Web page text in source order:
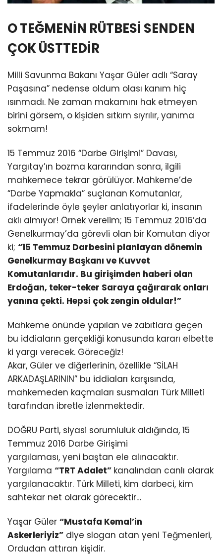
O TEĞMENİN RÜTBESİ SENDEN
ÇOK ÜSTTEDİR
Milli Savunma Bakanı Yaşar Güler adlı “Saray
Paşasına” nedense oldum olası kanım hiç
ısınmadı. Ne zaman makamını hak etmeyen
birini görsem, o kişiden sıtkım sıyrılır, yanıma
sokmam!
15 Temmuz 2016 “Darbe Girişimi” Davası,
Yargıtay’ın bozma kararından sonra, ilgili
mahkemece tekrar görülüyor. Mahkeme’de
“Darbe Yapmakla” suçlanan Komutanlar,
ifadelerinde öyle şeyler anlatıyorlar ki, insanın
aklı almıyor! Örnek verelim; 15 Temmuz 2016’da
Genelkurmay’da görevli olan bir Komutan diyor
ki; “15 Temmuz Darbesini planlayan dönemin
Genelkurmay Başkanı ve Kuvvet
Komutanlarıdır. Bu girişimden haberi olan
Erdoğan, teker-teker Saraya çağırarak onları
yanına çekti. Hepsi çok zengin oldular!”
Mahkeme önünde yapılan ve zabıtlara geçen
bu iddiaların gerçekliği konusunda kararı elbette
ki yargı verecek. Göreceğiz!
Akar, Güler ve diğerlerinin, özellikle “SİLAH
ARKADAŞLARININ” bu iddiaları karşısında,
mahkemeden kaçmaları susmaları Türk Milleti
tarafından ibretle izlenmektedir.
DOĞRU Parti, siyasi sorumluluk aldığında, 15
Temmuz 2016 Darbe Girişimi
yargılaması, yeni baştan ele alınacaktır.
Yargılama “TRT Adalet” kanalından canlı olarak
yargılanacaktır. Türk Milleti, kim darbeci, kim
sahtekar net olarak görecektir…
Yaşar Güler “Mustafa Kemal’in
Askerleriyiz” diye slogan atan yeni Teğmenleri,
Ordudan attıran kişidir.